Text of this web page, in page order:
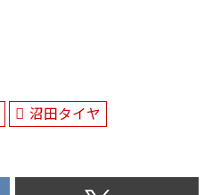
沼田タイヤ